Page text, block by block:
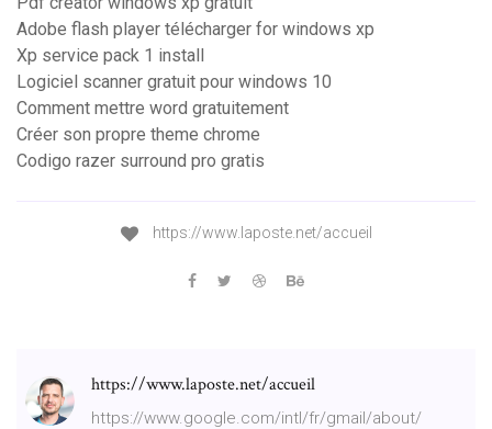
Adobe flash player télécharger for windows xp
Xp service pack 1 install
Logiciel scanner gratuit pour windows 10
Comment mettre word gratuitement
Créer son propre theme chrome
Codigo razer surround pro gratis
https://www.laposte.net/accueil
https://www.laposte.net/accueil
https://www.google.com/intl/fr/gmail/about/